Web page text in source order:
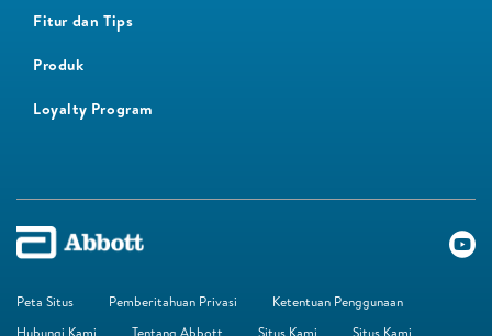
Fitur dan Tips
Produk
Loyalty Program
Peta Situs Pemberitahuan Privasi
Ketentuan Penggunaan
Hubungi Kami
Tentang Abbott Situs Kami Situs Kami